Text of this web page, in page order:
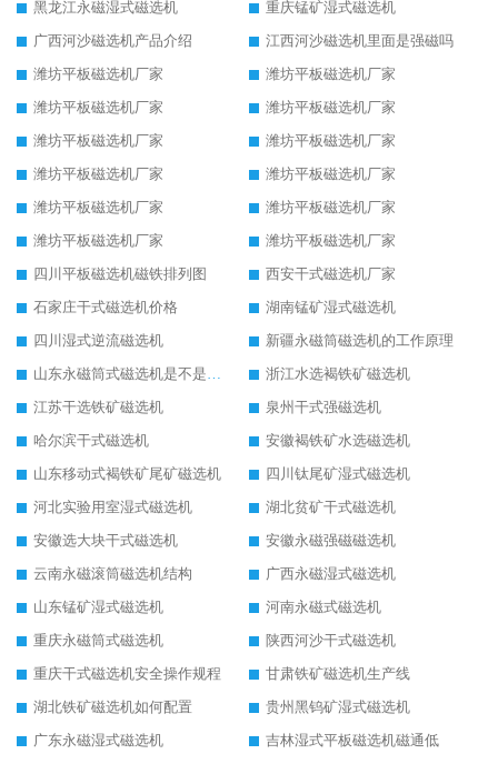
黑龙江永磁湿式磁选机
重庆锰矿湿式磁选机
广西河沙磁选机产品介绍
江西河沙磁选机里面是强磁吗
潍坊平板磁选机厂家
潍坊平板磁选机厂家
潍坊平板磁选机厂家
潍坊平板磁选机厂家
潍坊平板磁选机厂家
潍坊平板磁选机厂家
潍坊平板磁选机厂家
潍坊平板磁选机厂家
潍坊平板磁选机厂家
潍坊平板磁选机厂家
潍坊平板磁选机厂家
潍坊平板磁选机厂家
四川平板磁选机磁铁排列图
西安干式磁选机厂家
石家庄干式磁选机价格
湖南锰矿湿式磁选机
四川湿式逆流磁选机
新疆永磁筒磁选机的工作原理
山东永磁筒式磁选机是不是强磁
浙江水选褐铁矿磁选机
江苏干选铁矿磁选机
泉州干式强磁选机
哈尔滨干式磁选机
安徽褐铁矿水选磁选机
山东移动式褐铁矿尾矿磁选机
四川钛尾矿湿式磁选机
河北实验用室湿式磁选机
湖北贫矿干式磁选机
安徽选大块干式磁选机
安徽永磁强磁磁选机
云南永磁滚筒磁选机结构
广西永磁湿式磁选机
山东锰矿湿式磁选机
河南永磁式磁选机
重庆永磁筒式磁选机
陕西河沙干式磁选机
重庆干式磁选机安全操作规程
甘肃铁矿磁选机生产线
湖北铁矿磁选机如何配置
贵州黑钨矿湿式磁选机
广东永磁湿式磁选机
吉林湿式平板磁选机磁通低